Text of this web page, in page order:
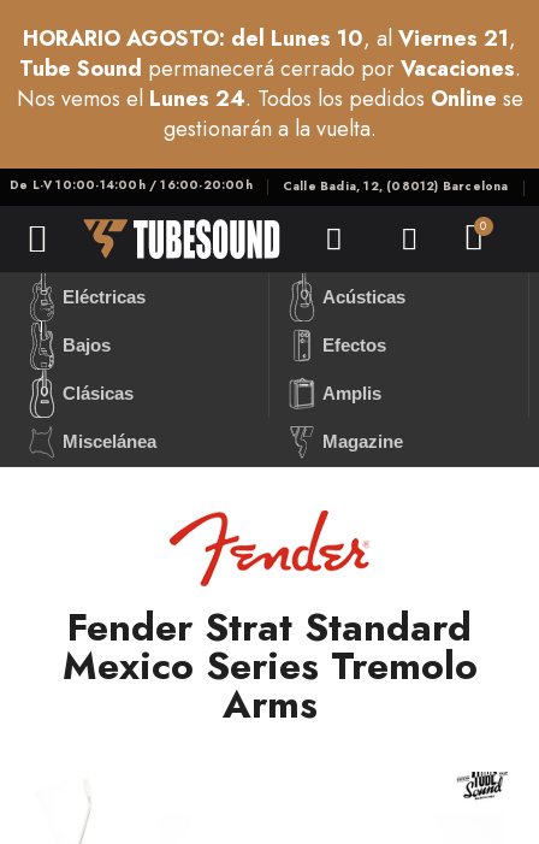
HORARIO AGOSTO: del Lunes 10, alViernes 21,
Tube Sound permanecerá cerrado porVacaciones.
Nos vemos el Lunes 24. Todos los pedidos Online se
gestionarán a la vuelta.
De L-V 10:00-14:00h / 16:00-20:00h Calle Badia, 12, (08012) Barcelona
Eléctricas Acústicas
Bajos Efectos
Clásicas Amplis
Miscelánea Magazine
Fender Strat Standard
Mexico Series Tremolo
Arms